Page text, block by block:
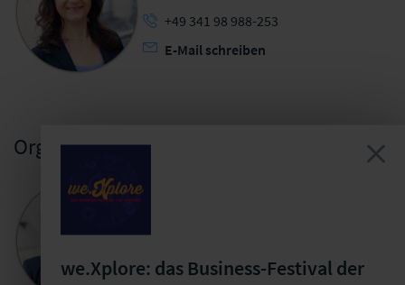
+49 341 98 988-253
E-Mail schreiben
Organisatorische Leitung
E-Mail schreiben
we.Xplore: das Business-Festival der